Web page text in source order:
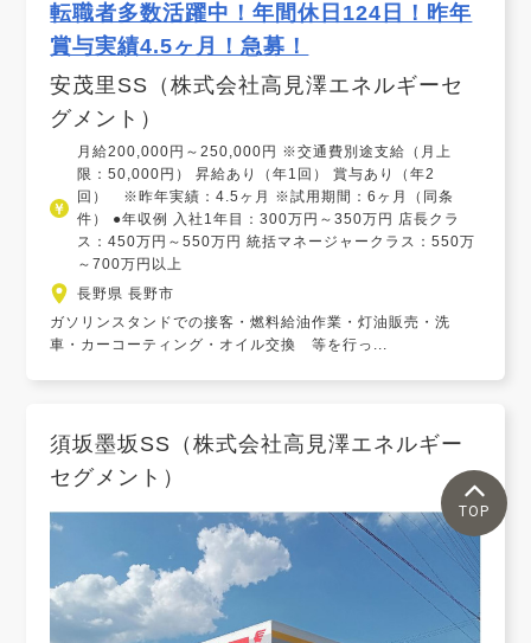
転職者多数活躍中！年間休日124日！昨年
賞与実績4.5ヶ月！急募！
安茂里SS（株式会社高見澤エネルギーセ
グメント）
月給200,000円～250,000円 ※交通費別途支給（月上
限：50,000円） 昇給あり（年1回） 賞与あり（年2
回） ※昨年実績：4.5ヶ月 ※試用期間：6ヶ月（同条
件） ●年収例 入社1年目：300万円～350万円 店長クラ
ス：450万円～550万円 統括マネージャークラス：550万
～700万円以上
長野県 長野市
ガソリンスタンドでの接客・燃料給油作業・灯油販売・洗
車・カーコーティング・オイル交換 等を行っ...
須坂墨坂SS（株式会社高見澤エネルギー
セグメント）
TOP